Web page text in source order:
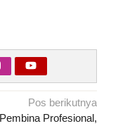
Pos berikutnya
Profesional,